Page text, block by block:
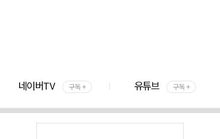
네이버TV 구독 + 유튜브 구독 +